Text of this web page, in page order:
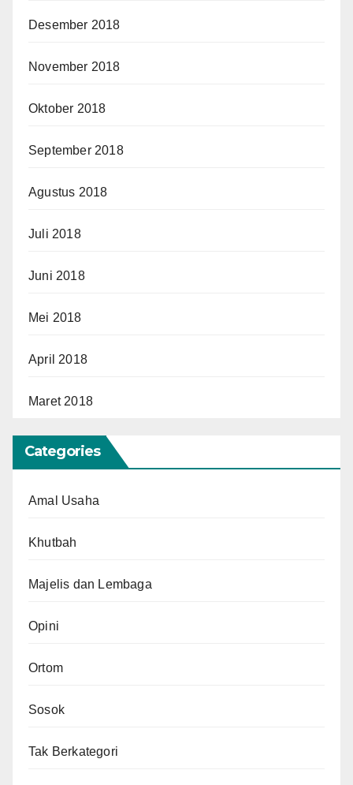
Desember 2018
November 2018
Oktober 2018
September 2018
Agustus 2018
Juli 2018
Juni 2018
Mei 2018
April 2018
Maret 2018
Categories
Amal Usaha
Khutbah
Majelis dan Lembaga
Opini
Ortom
Sosok
Tak Berkategori